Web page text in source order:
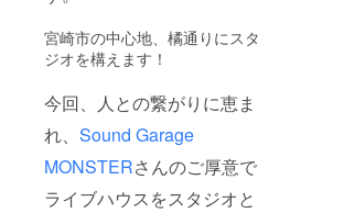
宮崎市の中心地、橘通りにスタ
ジオを構えます！
今回、人との繋がりに恵ま
れ、 Sound Garage
MONSTERさんのご厚意で
ライブハウスをスタジオと